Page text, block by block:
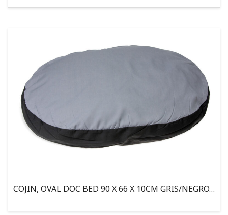
COJIN, OVAL DOC BED 90 X 66 X 10CM GRIS/NEGRO, 95°